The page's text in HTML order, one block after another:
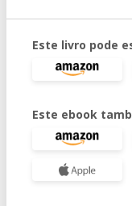
Este livro pode
Este ebook